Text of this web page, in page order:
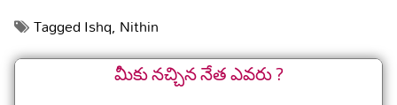
TaggedIshq, Nithin
మీకు నచ్చిన నేత ఎవరు ?